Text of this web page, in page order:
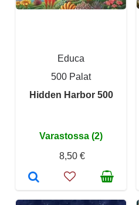
Educa
500 Palat
Hidden Harbor 500
Varastossa (2)
8,50 €